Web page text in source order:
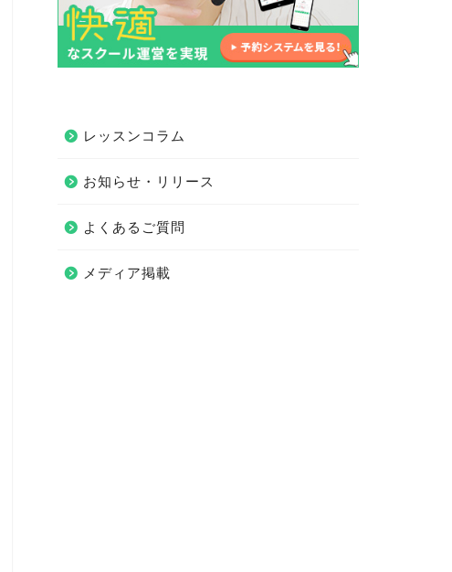
レッスンコラム
お知らせ・リリース
よくあるご質問
メディア掲載